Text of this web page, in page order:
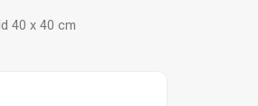
40 x 40 cm